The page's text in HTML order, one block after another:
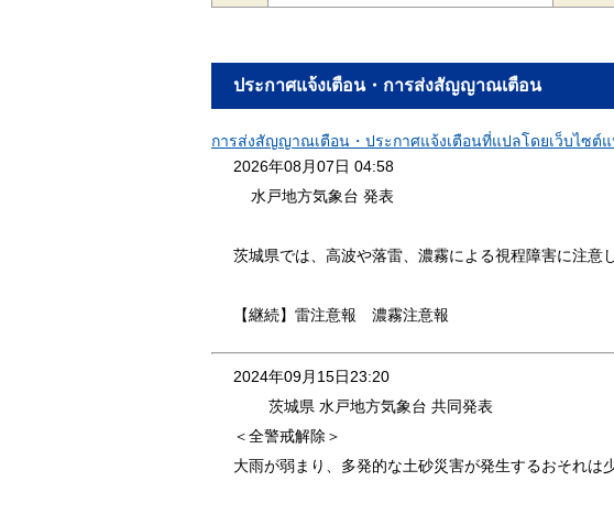
ประกาศแจ้งเตือน・การส่งสัญญาณเตือน
การส่งสัญญาณเตือน・ประกาศแจ้งเตือนที่แปลโดยเว็บไซต์
2026年08月07日 04:58
水戸地方気象台 発表
茨城県では、高波や落雷、濃霧による視程障害に注意
【継続】雷注意報 濃霧注意報
2024年09月15日23:20
茨城県 水戸地方気象台 共同発表
＜全警戒解除＞
大雨が弱まり、多発的な土砂災害が発生するおそれは